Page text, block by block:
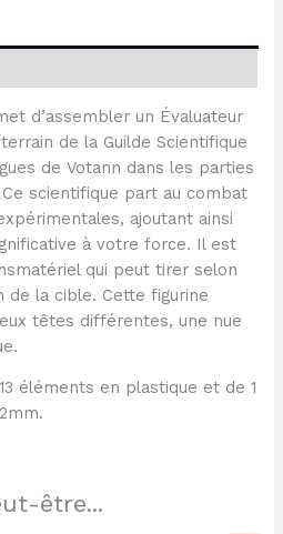
d’assembler un Évaluateur
de la Guilde Scientifique
de Votann dans les parties
scientifique part au combat
ajoutant ainsi
à votre force. Il est
qui peut tirer selon
de la cible. Cette figurine
têtes différentes, une nue
éléments en plastique et de 1
être...